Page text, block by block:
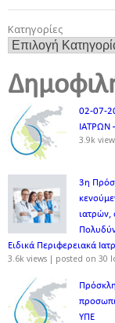
Κατηγορίες
02-07-
ΙΑΤΡΩΝ
3.9k
3η
ιατρών,
Ειδικά Περιφερειακά
3.6k views | posted on 30
ΥΠΕ